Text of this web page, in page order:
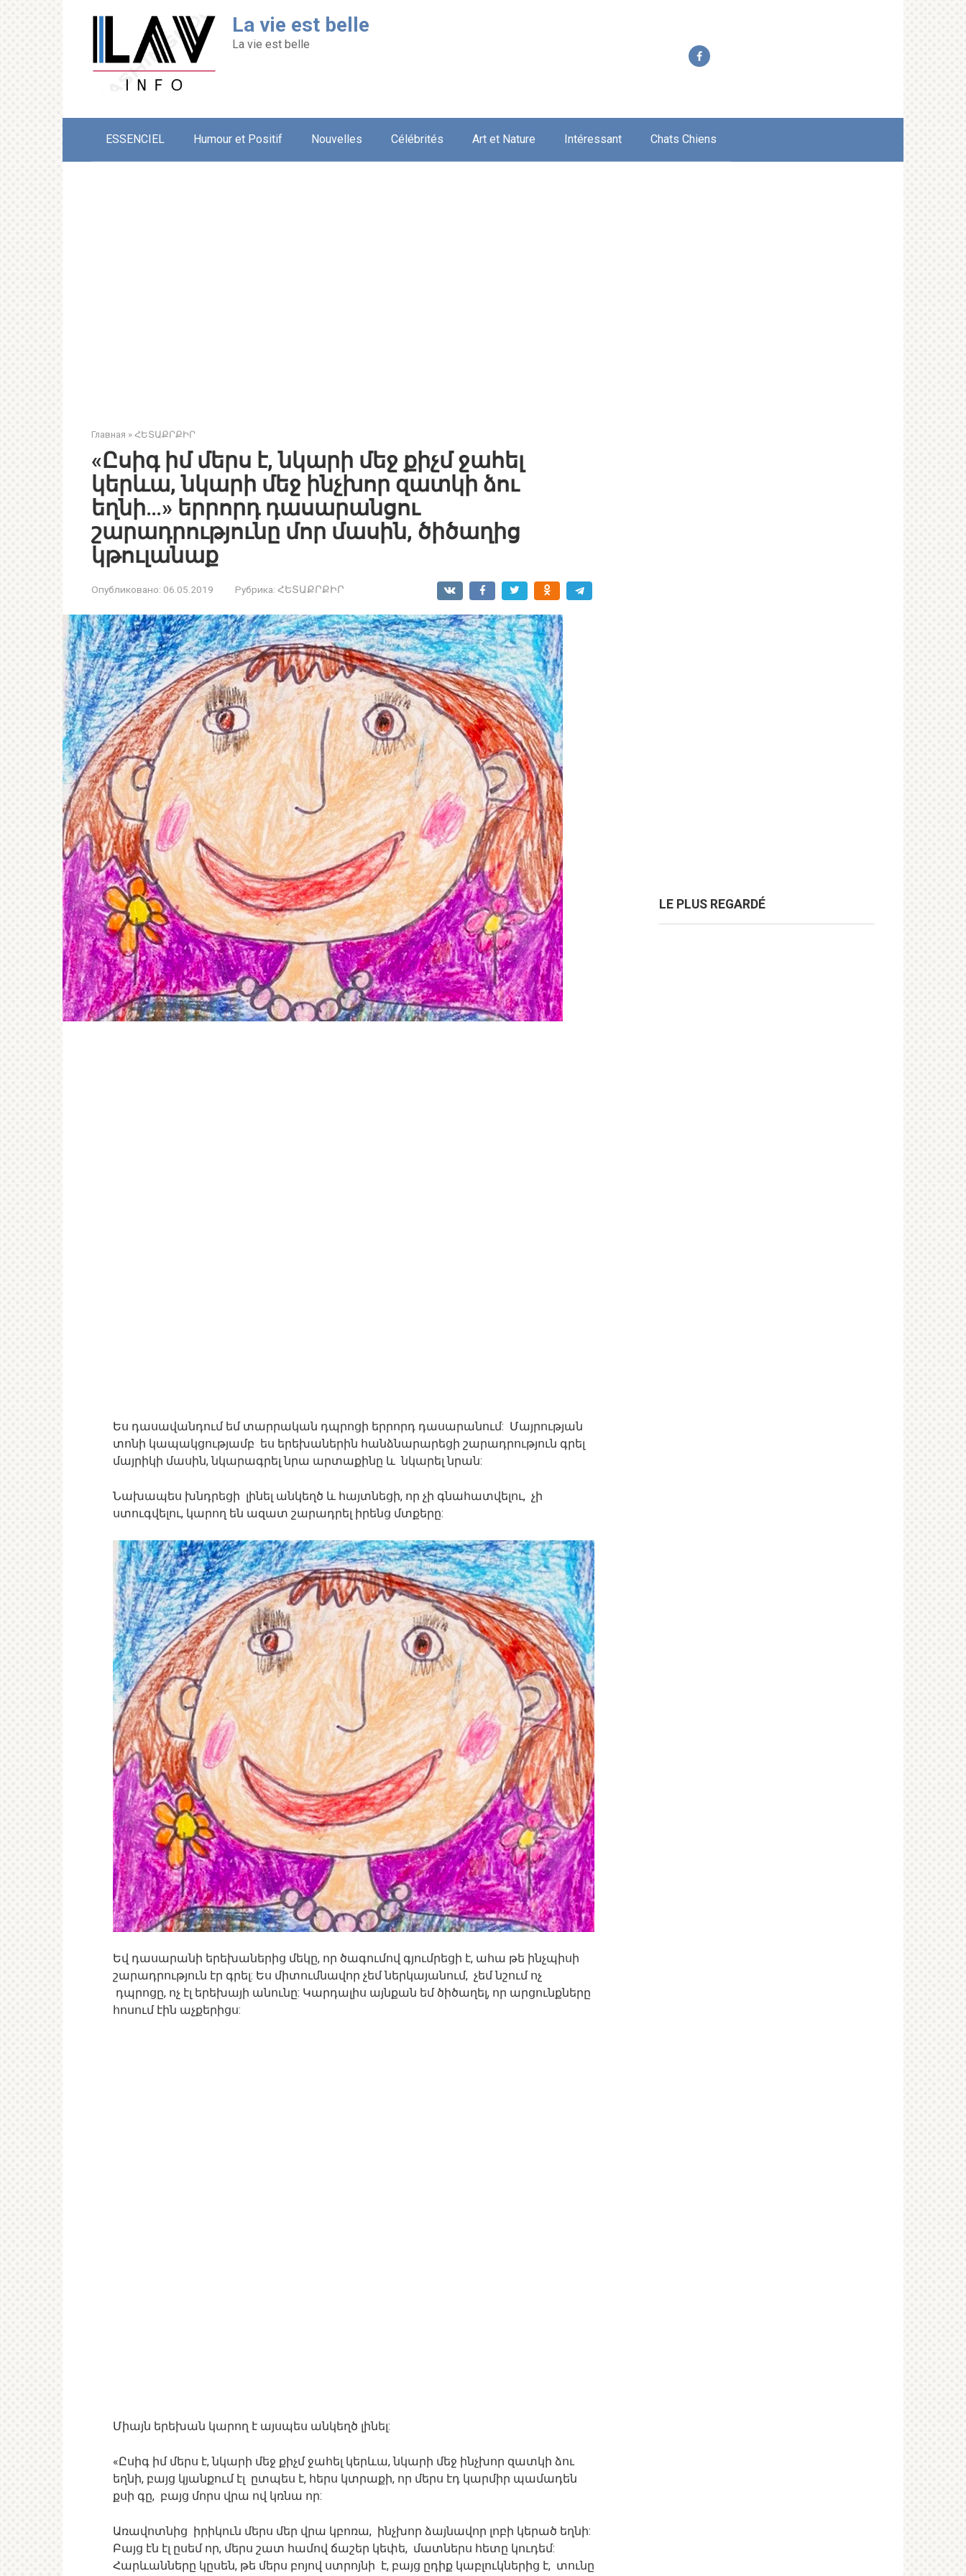
La vie est belle
La vie est belle
ESSENCIEL Humour et Positif Nouvelles Célébrités Art et Nature Intéressant Chats Chiens
Главная » ՀԵՏԱՔՐՔԻՐ
«Ըսիգ իմ մերս է, նկարի մեջ քիչմ ջահել
կերևա, նկարի մեջ ինչխոր զատկի ձու
եղնի…» երրորդ դասարանցու
շարադրությունը մոր մասին, ծիծաղից
կթուլանաք
Опубликовано: 06.05.2019 Рубрика: ՀԵՏԱՔՐՔԻՐ
Ես դասավանդում եմ տարրական դպրոցի երրորդ դասարանում: Մայրության
տոնի կապակցությամբ ես երեխաներին հանձնարարեցի շարադրություն գրել
մայրիկի մասին, նկարագրել նրա արտաքինը և նկարել նրան:
Նախապես խնդրեցի լինել անկեղծ և հայտնեցի, որ չի գնահատվելու, չի
ստուգվելու, կարող են ազատ շարադրել իրենց մտքերը:
Եվ դասարանի երեխաներից մեկը, որ ծագումով գյումրեցի է, ահա թե ինչպիսի
շարադրություն էր գրել: Ես միտումնավոր չեմ ներկայանում, չեմ նշում ոչ
դպրոցը, ոչ էլ երեխայի անունը: Կարդալիս այնքան եմ ծիծաղել, որ արցունքները
հոսում էին աչքերիցս:
Միայն երեխան կարող է այսպես անկեղծ լինել:
«Ըսիգ իմ մերս է, նկարի մեջ քիչմ ջահել կերևա, նկարի մեջ ինչխոր զատկի ձու
եղնի, բայց կյանքում էլ ըտպես է, հերս կտրաքի, որ մերս էդ կարմիր պամադեն
քսի գը, բայց մորս վրա ով կռնա որ:
Առավոտնից իրիկուն մերս մեր վրա կբոռա, ինչխոր ձայնավոր լոբի կերած եղնի:
Բայց էն էլ ըսեմ որ, մերս շատ համով ճաշեր կեփե, մատներս հետը կուդեմ:
Հարևանները կըսեն, թե մերս բոյով ստրոյնի է, բայց ըդիք կաբլուկներից է, տունը
LE PLUS REGARDÉ